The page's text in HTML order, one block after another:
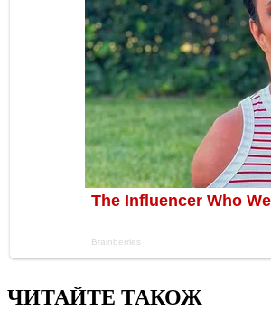
ЧИТАЙТЕ ТАКОЖ